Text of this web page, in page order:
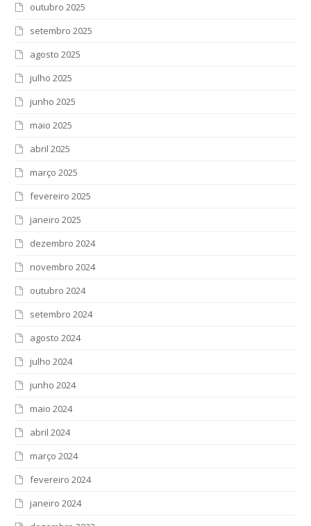
outubro 2025
setembro 2025
agosto 2025
julho 2025
junho 2025
maio 2025
abril 2025
março 2025
fevereiro 2025
janeiro 2025
dezembro 2024
novembro 2024
outubro 2024
setembro 2024
agosto 2024
julho 2024
junho 2024
maio 2024
abril 2024
março 2024
fevereiro 2024
janeiro 2024